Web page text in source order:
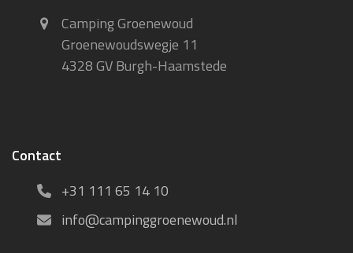
Camping Groenewoud
Groenewoudswegje 11
4328 GV Burgh-Haamstede
Contact
+31 111 65 14 10
info@campinggroenewoud.nl